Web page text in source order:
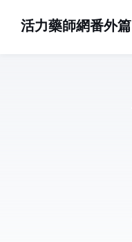
活力藥師網番外篇